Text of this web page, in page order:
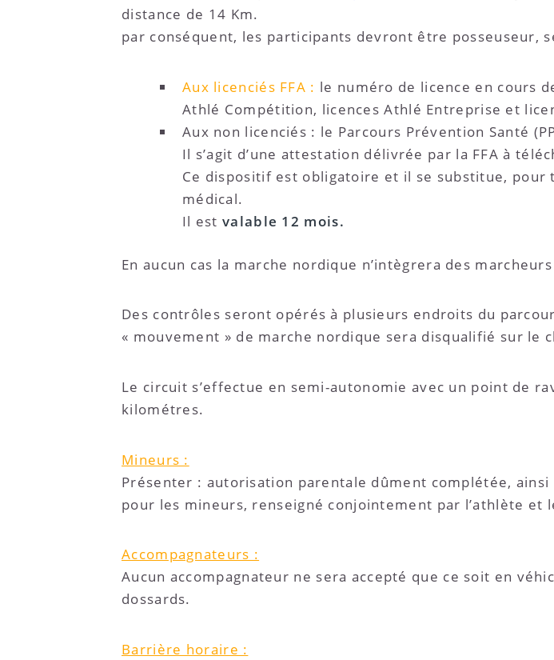
distance de 14 Km.
par conséquent, les participants devront être posseuseur,
Aux licenciés FFA : le numéro de licence en cours
Athlé Compétition, licences Athlé Entreprise et
Aux non licenciés : le Parcours Prévention Santé
Il s’agit d’une attestation délivrée par la FFA à
Ce dispositif est obligatoire et il se substitue,
médical.
Il estvalable 12 mois.
En aucun cas la marche nordique n’intègrera des marcheurs
Des contrôles seront opérés à plusieurs endroits du
« mouvement » de marche nordique sera disqualifié sur le
Le circuit s’effectue en semi-autonomie avec un point de
kilométres.
Mineurs :
Présenter : autorisation parentale dûment complétée,
pour les mineurs, renseigné conjointement par l’athlète et
Accompagnateurs :
Aucun accompagnateur ne sera accepté que ce soit en
dossards.
Barrière horaire :